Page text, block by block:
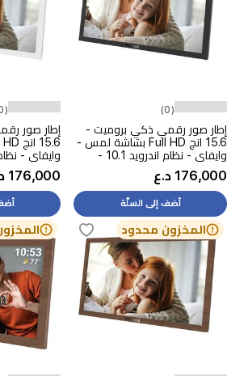
(0)
إطار صور رقمي ذكي بروميت -
15.6 انج Full HD بشاشة لمس -
وايفاي - نظام اندرويد 10.1 -
سعة 32 جيجابايت - اسود
176,000 د.ع
أضف إلى السلّة
(0)
إطار صور
سعة 32 جيجابايت - ابيض
176,000 د.ع
المخزون محدود